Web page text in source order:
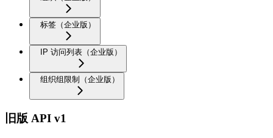
标签（企业版）
IP 访问列表（企业版）
组织组限制（企业版）
旧版 API v1